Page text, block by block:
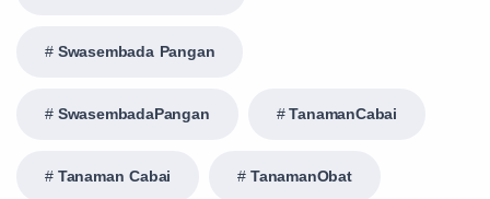
Swasembada Pangan
SwasembadaPangan TanamanCabai
Tanaman Cabai TanamanObat